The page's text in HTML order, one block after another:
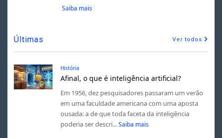
Saiba mais
Últimas Ver todos
História
Afinal, o que é inteligência artificial?
Em 1956, dez pesquisadores passaram um verão
em uma faculdade americana com uma aposta
ousada: a de que toda faceta da inteligência
poderia ser descri... Saiba mais